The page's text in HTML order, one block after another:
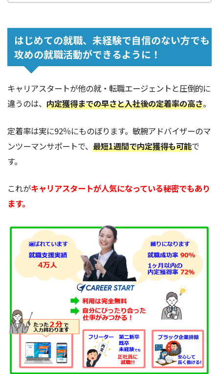
はじめての就職、未経験で自信のない方でも
攻めの就職活動ができるように！
キャリアスタートが他の就・転職エージェントと圧倒的に
違うのは、 内定獲得までの早さと入社後の定着率の高さ。
定着率は実に92％にものぼります。敏腕アドバイザーのマ
ンツーマンサポートで、 最短1週間で内定獲得も可能で
す。
これがキャリアスタートが人気になっている秘密でもあり
ます。